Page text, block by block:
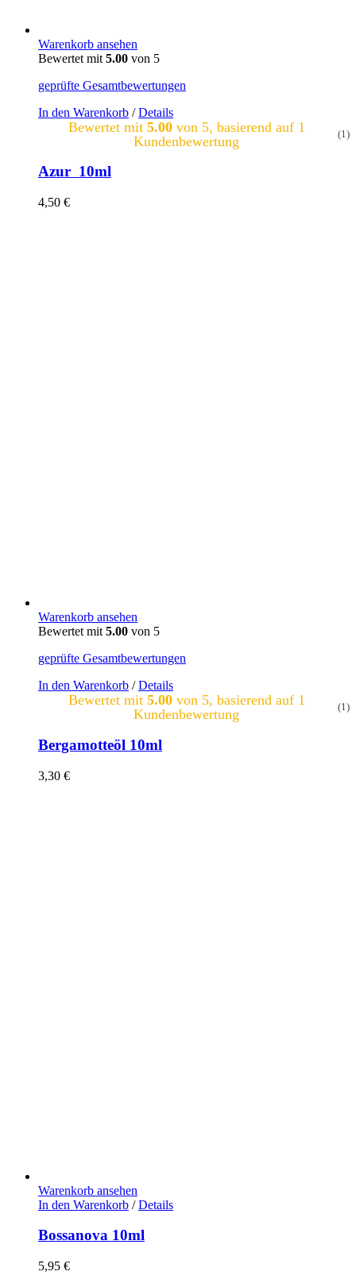
Warenkorb ansehen
Bewertet mit 5.00 von 5
geprüfte Gesamtbewertungen
In den Warenkorb / Details
Bewertet mit 5.00von 5, basierend auf 1
Kundenbewertung
(1)
Azur 10ml
4,50 €
Warenkorb ansehen
Bewertet mit 5.00 von 5
geprüfte Gesamtbewertungen
In den Warenkorb / Details
Bewertet mit 5.00von 5, basierend auf 1
Kundenbewertung
(1)
Bergamotteöl 10ml
3,30 €
Warenkorb ansehen
In den Warenkorb / Details
Bossanova 10ml
5,95 €